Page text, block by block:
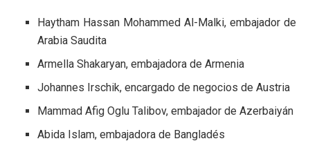
Haytham Hassan Mohammed Al-Malki, embajador de
Arabia Saudita
Armella Shakaryan, embajadora de Armenia
Johannes Irschik, encargado de negocios de Austria
Mammad Afig Oglu Talibov, embajador de Azerbaiyán
Abida Islam, embajadora de Bangladés